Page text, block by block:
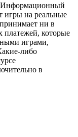
Информационный
игры на реальные
ни в
платежей, которые
играми,
либо
в